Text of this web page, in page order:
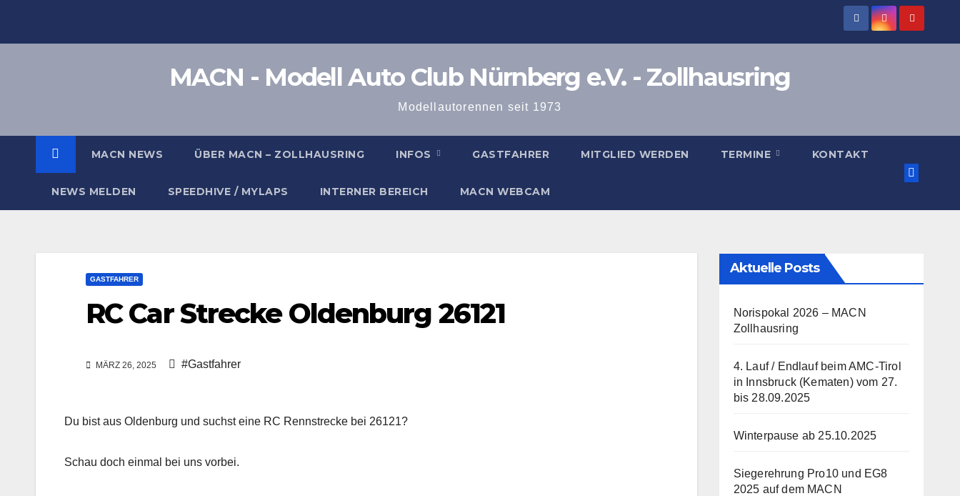
MACN - Modell Auto Club Nürnberg e.V. - Zollhausring
Modellautorennen seit 1973
MACN NEWS ÜBER MACN – ZOLLHAUSRING INFOS GASTFAHRER MITGLIED WERDEN TERMINE KONTAKT
NEWS MELDEN SPEEDHIVE / MYLAPS INTERNER BEREICH MACN WEBCAM
GASTFAHRER
RC Car Strecke Oldenburg 26121
MÄRZ 26, 2025 #Gastfahrer
Du bist aus Oldenburg und suchst eine RC Rennstrecke bei 26121?
Schau doch einmal bei uns vorbei.
Aktuelle Posts
Norispokal 2026 – MACN
Zollhausring
4. Lauf / Endlauf beim AMC-Tirol
in Innsbruck (Kematen) vom 27.
bis 28.09.2025
Winterpause ab 25.10.2025
Siegerehrung Pro10 und EG8
2025 auf dem MACN